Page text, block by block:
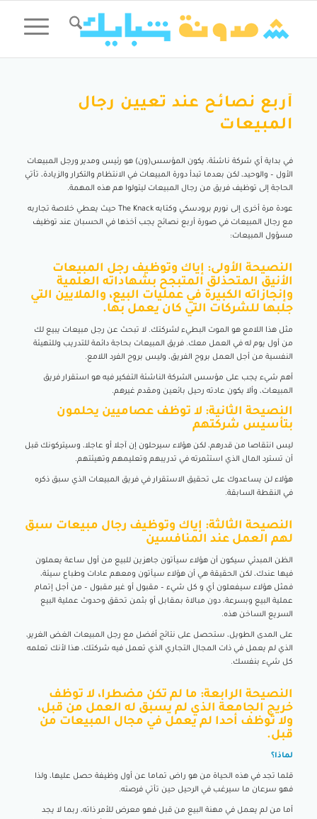
أربع نصائح عند تعيين رجال
المبيعات
في بداية أي شركة ناشئة، يكون المؤسس(ون) هو رئيس ومدير ورجل المبيعات
الأول – والوحيد، لكن بعدما تبدأ دورة المبيعات في الانتظام والتكرار والزيادة، تأتي
الحاجة إلى توظيف فريق من رجال المبيعات ليتولوا هم هذه المهمة.
عودة مرة أخرى إلى نورم برودسكي وكتابه The Knack حيث يعطي خلاصة تجاربه
مع رجال المبيعات في صورة أربع نصائح يجب أخذها في الحسبان عند توظيف
مسؤول المبيعات:
النصيحة الأولى: إياك وتوظيف رجل المبيعات
الأنيق المتحذلق المتبجح بشهاداته العلمية
وإنجازاته الكبيرة في عمليات البيع، والملايين التي
جلبها للشركات التي كان يعمل بها.
مثل هذا اللامع هو الموت البطيء لشركتك. لا تبحث عن رجل مبيعات يبيع لك
من أول يوم له في العمل معك. فريق المبيعات بحاجة دائمة للتدريب وللتهيئة
النفسية من أجل العمل بروح الفريق، وليس بروح الفرد اللامع.
أهم شيء يجب على مؤسس الشركة الناشئة التفكير فيه هو استقرار فريق
المبيعات، وألا يكون عادته رحيل بائعين ومقدم غيرهم.
النصيحة الثانية: لا توظف عصاميين يحلمون
بتأسيس شركتهم
ليس انتقاصا من قدرهم، لكن هؤلاء سيرحلون إن آجلا أو عاجلا، وسيتركونك قبل
أن تسترد المال الذي استثمرته في تدريبهم وتعليمهم وتهيئتهم.
هؤلاء لن يساعدوك على تحقيق الاستقرار في فريق المبيعات الذي سبق ذكره
في النقطة السابقة.
النصيحة الثالثة: إياك وتوظيف رجال مبيعات سبق
لهم العمل عند المنافسين
الظن المبدئي سيكون أن هؤلاء سيأتون جاهزين للبيع من أول ساعة يعملون
فيها عندك، لكن الحقيقة هي أن هؤلاء سيأتون ومعهم عادات وطباع سيئة،
فمثل هؤلاء سيفعلون أي و كل شيء – مقبول أو غير مقبول – من أجل إتمام
عملية البيع وبسرعة، دون مبالاة بمقابل أو بثمن تحقق وحدوث عملية البيع
السريع الساخن هذه.
على المدى الطويل، ستحصل على نتائج أفضل مع رجل المبيعات الغض الغرير،
الذي لم يعمل في ذات المجال التجاري الذي تعمل فيه شركتك، هذا لأنك تعلمه
كل شيء بنفسك.
النصيحة الرابعة: ما لم تكن مضطرا، لا توظف
خريج الجامعة الذي لم يسبق له العمل من قبل،
ولا توظف أحدا لم يعمل في مجال المبيعات من
قبل.
لماذا؟
قلما تجد في هذه الحياة من هو راض تماما عن أول وظيفة حصل عليها، ولذا
فهو سرعان ما سيرغب في الرحيل حين تأتي فرصته.
أما من لم يعمل في مهنة البيع من قبل فهو معرض للأمر ذاته، ربما لا يجد